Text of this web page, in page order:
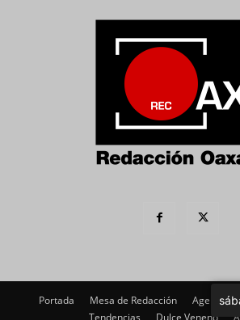
Portada Mesa de Redacción Agenda
Tendencias
Dulce Veneno